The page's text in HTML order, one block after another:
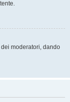
moderatori, dando